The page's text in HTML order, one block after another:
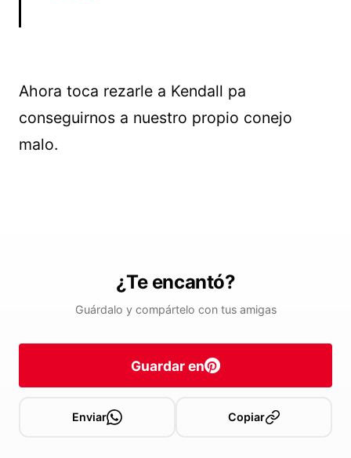
Ahora toca rezarle a Kendall pa
conseguirnos a nuestro propio conejo
malo.
¿Te encantó?
Guárdalo y compártelo con tus amigas
Guardar en
Enviar Copiar